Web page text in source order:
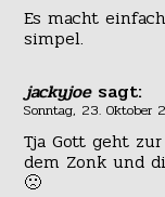
Es macht
simpel.
jackyjoe sagt:
Sonntag, 23. Oktober
Tja Gott geht
dem Zonk und
🙁